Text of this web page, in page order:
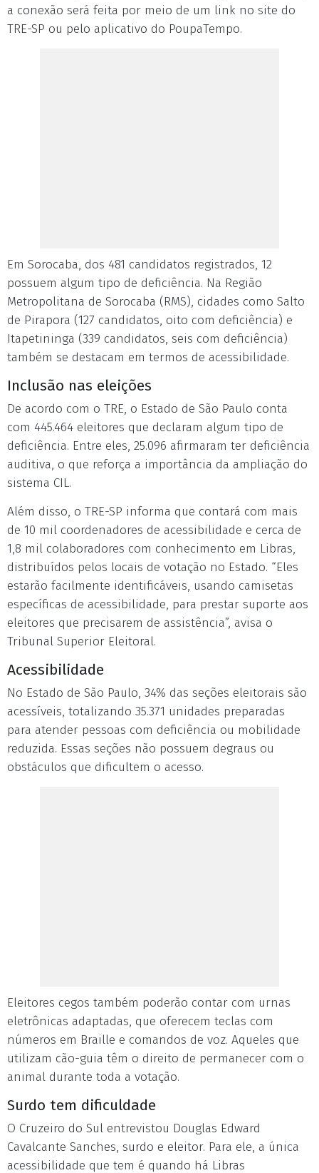
a conexão será feita por meio de um link no site do
TRE-SP ou pelo aplicativo do PoupaTempo.
Em Sorocaba, dos 481 candidatos registrados, 12
possuem algum tipo de deficiência. Na Região
Metropolitana de Sorocaba (RMS), cidades como Salto
de Pirapora (127 candidatos, oito com deficiência) e
Itapetininga (339 candidatos, seis com deficiência)
também se destacam em termos de acessibilidade.
Inclusão nas eleições
De acordo com o TRE, o Estado de São Paulo conta
com 445.464 eleitores que declaram algum tipo de
deficiência. Entre eles, 25.096 afirmaram ter deficiência
auditiva, o que reforça a importância da ampliação do
sistema CIL.
Além disso, o TRE-SP informa que contará com mais
de 10 mil coordenadores de acessibilidade e cerca de
1,8 mil colaboradores com conhecimento em Libras,
distribuídos pelos locais de votação no Estado. “Eles
estarão facilmente identificáveis, usando camisetas
específicas de acessibilidade, para prestar suporte aos
eleitores que precisarem de assistência”, avisa o
Tribunal Superior Eleitoral.
Acessibilidade
No Estado de São Paulo, 34% das seções eleitorais são
acessíveis, totalizando 35.371 unidades preparadas
para atender pessoas com deficiência ou mobilidade
reduzida. Essas seções não possuem degraus ou
obstáculos que dificultem o acesso.
Eleitores cegos também poderão contar com urnas
eletrônicas adaptadas, que oferecem teclas com
números em Braille e comandos de voz. Aqueles que
utilizam cão-guia têm o direito de permanecer com o
animal durante toda a votação.
Surdo tem dificuldade
O Cruzeiro do Sul entrevistou Douglas Edward
Cavalcante Sanches, surdo e eleitor. Para ele, a única
acessibilidade que tem é quando há Libras